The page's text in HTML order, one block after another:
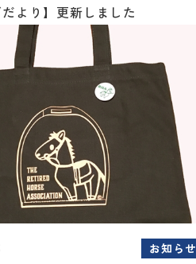
だより】更新しました
お知らせ